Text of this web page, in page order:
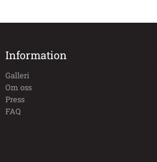
Information
Galleri
Om oss
Press
FAQ